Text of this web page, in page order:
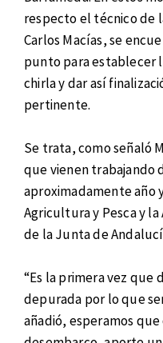
respecto el técnico de
Carlos Macías, se
punto para establecer
chirla y dar así
pertinente.
Se trata, como señaló
que vienen trabajando
aproximadamente año
Agricultura y Pesca y
de la Junta de
“Es la primera vez que
depurada por lo que
añadió, esperamos